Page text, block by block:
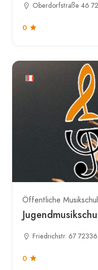
Oberdorfstraße 46
0
Öffentliche
Friedrichstr. 67
0